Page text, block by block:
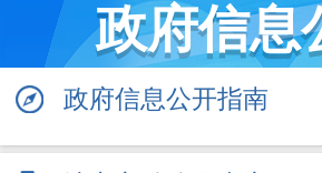
政府信息
政府信息公开指南